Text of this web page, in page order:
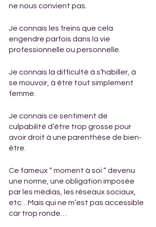
ne nous convient pas.
Je connais les freins que cela
engendre parfois dans la vie
professionnelle ou personnelle.
Je connais la difficulté à s’habiller, à
se mouvoir, à être tout simplement
femme.
Je connais ce sentiment de
culpabilité d’être trop grosse pour
avoir droit à une parenthèse de bien-
être.
Ce fameux “ moment à soi “ devenu
une norme, une obligation imposée
par les médias, les réseaux sociaux,
etc…Mais qui ne m’est pas accessible
car trop ronde…